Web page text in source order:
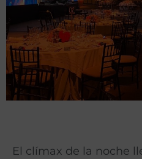
El clímax de la noche